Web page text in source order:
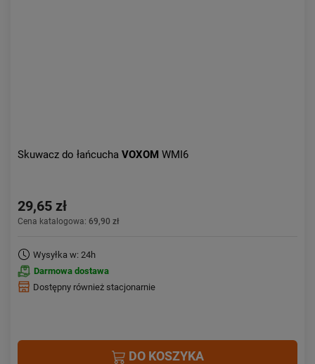
Skuwacz do łańcucha VOXOM WMI6
29,65 zł
Cena katalogowa: 69,90 zł
Wysyłka w: 24h
Darmowa dostawa
Dostępny również stacjonarnie
DO KOSZYKA